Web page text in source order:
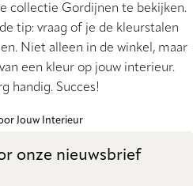
collectie Gordijnen te bekijken.
tip: vraag of je de kleurstalen
Niet alleen in de winkel, maar
een kleur op jouw interieur.
handig. Succes!
Jouw Interieur
onze nieuwsbrief